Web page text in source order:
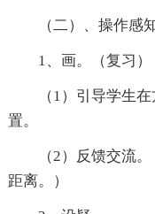
（二）、操作感
1、画。（复习）
（1）引导学生
置。
（2）反馈交流
距离。）